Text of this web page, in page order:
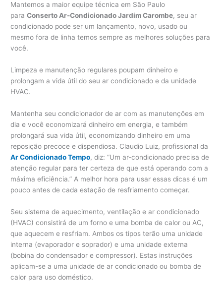
Mantemos a maior equipe técnica em São Paulo
paraConserto Ar-Condicionado Jardim Carombe, seu ar
condicionado pode ser um lançamento, novo, usado ou
mesmo fora de linha temos sempre as melhores soluções para
você.
Limpeza e manutenção regulares poupam dinheiro e
prolongam a vida útil do seu ar condicionado e da unidade
HVAC.
Mantenha seu condicionador de ar com as manutenções em
dia e você economizará dinheiro em energia, e também
prolongará sua vida útil, economizando dinheiro em uma
reposição precoce e dispendiosa. Claudio Luiz, profissional da
Ar Condicionado Tempo, diz: “Um ar-condicionado precisa de
atenção regular para ter certeza de que está operando com a
máxima eficiência.” A melhor hora para usar essas dicas é um
pouco antes de cada estação de resfriamento começar.
Seu sistema de aquecimento, ventilação e ar condicionado
(HVAC) consistirá de um forno e uma bomba de calor ou AC,
que aquecem e resfriam. Ambos os tipos terão uma unidade
interna (evaporador e soprador) e uma unidade externa
(bobina do condensador e compressor). Estas instruções
aplicam-se a uma unidade de ar condicionado ou bomba de
calor para uso doméstico.